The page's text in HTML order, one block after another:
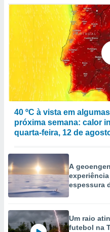
qualquer
em “
na
num
para
utilizar
40 ºC à vista em
próxima semana: calor
quarta-feira, 12 de
A
espessura
Um raio
futebol na